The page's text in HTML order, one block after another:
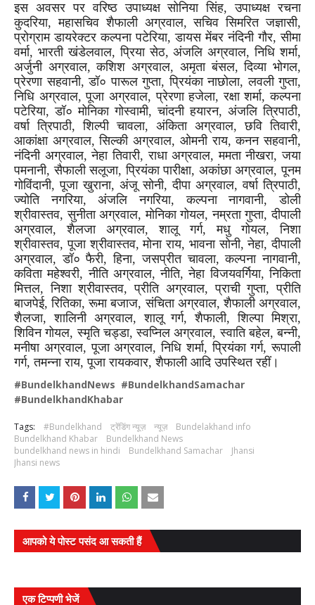
इस अवसर पर वरिष्ठ उपाध्यक्ष सोनिया सिंह, उपाध्यक्ष रचना
कुदरिया, महासचिव शैफाली अग्रवाल, सचिव सिमरित जज्ञासी,
प्रोग्राम डायरेक्टर कल्पना पटेरिया, डायस मेंबर नंदिनी गौर, सीमा
वर्मा, भारती खंडेलवाल, प्रिया सेठ, अंजलि अग्रवाल, निधि शर्मा,
अर्जुनी अग्रवाल, कशिश अग्रवाल, अमृता बंसल, दिव्या भोगल,
प्रेरणा सहवानी, डॉ० पारूल गुप्ता, प्रियंका नाछोला, लवली गुप्ता,
निधि अग्रवाल, पूजा अग्रवाल, प्रेरणा हजेला, रक्षा शर्मा, कल्पना
पटेरिया, डॉ० मोनिका गोस्वामी, चांदनी हयारन, अंजलि त्रिपाठी,
वर्षा त्रिपाठी, शिल्पी चावला, अंकिता अग्रवाल, छवि तिवारी,
आकांक्षा अग्रवाल, सिल्की अग्रवाल, ओमनी राय, कनन सहवानी,
नंदिनी अग्रवाल, नेहा तिवारी, राधा अग्रवाल, ममता नीखरा, जया
पमनानी, सैफाली सलूजा, प्रियंका पारीक्षा, अकांछा अग्रवाल, पूनम
गोविंदानी, पूजा खुराना, अंजू सोनी, दीपा अग्रवाल, वर्षा त्रिपाठी,
ज्योति नगरिया, अंजलि नगरिया, कल्पना नागवानी, डोली
श्रीवास्तव, सुनीता अग्रवाल, मोनिका गोयल, नम्रता गुप्ता, दीपाली
अग्रवाल, शैलजा अग्रवाल, शालू गर्ग, मधु गोयल, निशा
श्रीवास्तव, पूजा श्रीवास्तव, मोना राय, भावना सोनी, नेहा, दीपाली
अग्रवाल, डॉ० फैरी, हिना, जसप्रीत चावला, कल्पना नागवानी,
कविता महेश्वरी, नीति अग्रवाल, नीति, नेहा विजयवर्गिया, निकिता
मित्तल, निशा श्रीवास्तव, प्रीति अग्रवाल, प्राची गुप्ता, प्रीति
बाजपेई, रितिका, रूमा बजाज, संचिता अग्रवाल, शैफाली अग्रवाल,
शैलजा, शालिनी अग्रवाल, शालू गर्ग, शैफाली, शिल्पा मिश्रा,
शिविन गोयल, स्मृति चड्डा, स्वप्निल अग्रवाल, स्वाति बहेल, बन्नी,
मनीषा अग्रवाल, पूजा अग्रवाल, निधि शर्मा, प्रियंका गर्ग, रूपाली
गर्ग, तमन्ना राय, पूजा रायकवार, शैफाली आदि उपस्थित रहीं।
#BundelkhandNews #BundelkhandSamachar
#BundelkhandKhabar
Tags: #Bundelkhand ट्रेंडिंग न्यूज़ न्यूज़
Bundelakhand info
Bundelkhand Khabar
Bundelkhand News
bundelkhand news in hindi
Bundelkhand Samachar
Jhansi
Jhansi news
आपको ये पोस्ट पसंद आ सकती हैं
एक टिप्पणी भेजें